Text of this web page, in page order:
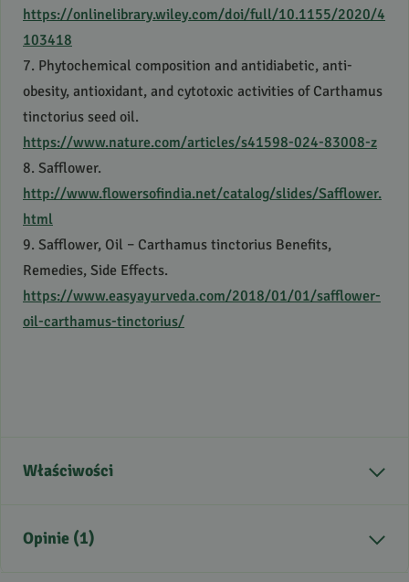
https://onlinelibrary.wiley.com/doi/full/10.1155/2020/4
103418
7. Phytochemical composition and antidiabetic, anti-
obesity, antioxidant, and cytotoxic activities of Carthamus
tinctorius seed oil.
https://www.nature.com/articles/s41598-024-83008-z
8. Safflower.
http://www.flowersofindia.net/catalog/slides/Safflower.
html
9. Safflower, Oil – Carthamus tinctorius Benefits,
Remedies, Side Effects.
https://www.easyayurveda.com/2018/01/01/safflower-
oil-carthamus-tinctorius/
Właściwości
Zastosowanie
Opinie (1)